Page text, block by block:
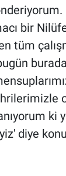
bir
tüm
ki
diye